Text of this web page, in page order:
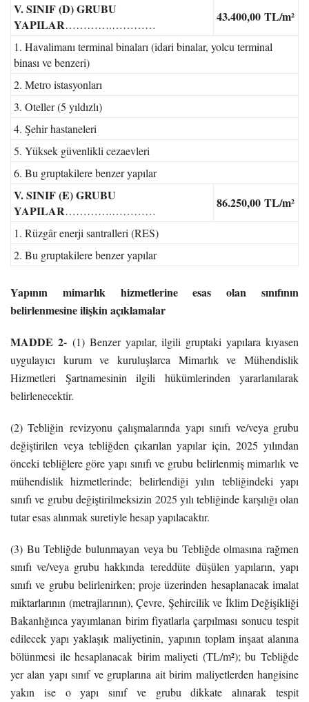
V. SINIF (D) GRUBU
YAPILAR………….…………
43.400,00 TL/m²
1. Havalimanı terminal binaları (idari binalar, yolcu terminal
binası ve benzeri)
2. Metro istasyonları
3. Oteller (5 yıldızlı)
4. Şehir hastaneleri
5. Yüksek güvenlikli cezaevleri
6. Bu gruptakilere benzer yapılar
V. SINIF (E) GRUBU
YAPILAR………….…………
86.250,00 TL/m²
1. Rüzgâr enerji santralleri (RES)
2. Bu gruptakilere benzer yapılar
Yapının mimarlık hizmetlerine esas olan sınıfının
belirlenmesine ilişkin açıklamalar
MADDE 2-(1) Benzer yapılar, ilgili gruptaki yapılara kıyasen
uygulayıcı kurum ve kuruluşlarca Mimarlık ve Mühendislik
Hizmetleri Şartnamesinin ilgili hükümlerinden yararlanılarak
belirlenecektir.
(2) Tebliğin revizyonu çalışmalarında yapı sınıfı ve/veya grubu
değiştirilen veya tebliğden çıkarılan yapılar için, 2025 yılından
önceki tebliğlere göre yapı sınıfı ve grubu belirlenmiş mimarlık ve
mühendislik hizmetlerinde; belirlendiği yılın tebliğindeki yapı
sınıfı ve grubu değiştirilmeksizin 2025 yılı tebliğinde karşılığı olan
tutar esas alınmak suretiyle hesap yapılacaktır.
(3) Bu Tebliğde bulunmayan veya bu Tebliğde olmasına rağmen
sınıfı ve/veya grubu hakkında tereddütedüşülen yapıların, yapı
sınıfı ve grubu belirlenirken; proje üzerinden hesaplanacak imalat
miktarlarının (metrajlarının), Çevre, Şehircilik ve İklim Değişikliği
Bakanlığınca yayımlanan birim fiyatlarla çarpılması sonucu tespit
edilecek yapı yaklaşık maliyetinin, yapının toplam inşaat alanına
bölünmesi ile hesaplanacak birim maliyeti (TL/m²); bu Tebliğde
yer alan yapı sınıf ve gruplarına ait birim maliyetlerden hangisine
yakın ise o yapı sınıf ve grubu dikkate alınarak tespit